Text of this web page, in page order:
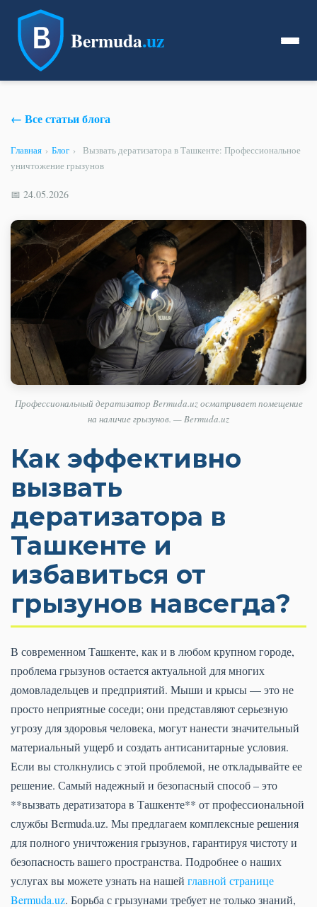
Bermuda.uz
← Все статьи блога
Главная › Блог ›
Вызвать дератизатора в Ташкенте: Профессиональное
уничтожение грызунов
📅 24.05.2026
Профессиональный дератизатор Bermuda.uz осматривает помещение
на наличие грызунов. — Bermuda.uz
Как эффективно
вызвать
дератизатора в
Ташкенте и
избавиться от
грызунов навсегда?
В современном Ташкенте, как и в любом крупном городе,
проблема грызунов остается актуальной для многих
домовладельцев и предприятий. Мыши и крысы — это не
просто неприятные соседи; они представляют серьезную
угрозу для здоровья человека, могут нанести значительный
материальный ущерб и создать антисанитарные условия.
Если вы столкнулись с этой проблемой, не откладывайте ее
решение. Самый надежный и безопасный способ – это
**вызвать дератизатора в Ташкенте** от профессиональной
службы Bermuda.uz. Мы предлагаем комплексные решения
для полного уничтожения грызунов, гарантируя чистоту и
безопасность вашего пространства. Подробнее о наших
услугах вы можете узнать на нашей главной странице
Bermuda.uz. Борьба с грызунами требует не только знаний,